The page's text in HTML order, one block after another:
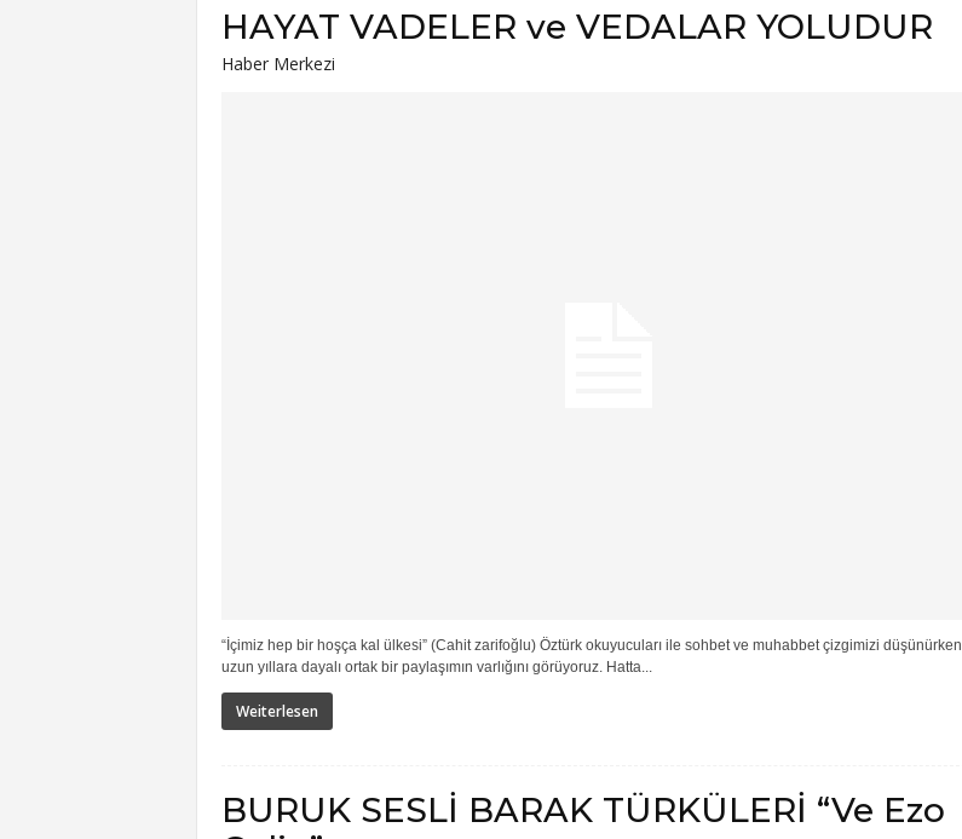
HAYAT VADELER ve VEDALAR YOLUDUR
Haber Merkezi
“İçimiz hep bir hoşça kal ülkesi” (Cahit zarifoğlu) Öztürk okuyucuları ile sohbet ve muhabbet çizgimizi düşünürken
uzun yıllara dayalı ortak bir paylaşımın varlığını görüyoruz. Hatta...
Weiterlesen
BURUK SESLİ BARAK TÜRKÜLERİ “Ve Ezo